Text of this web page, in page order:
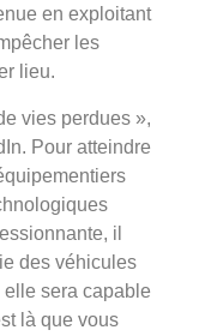
en exploitant
les
lieu.
vies perdues »,
Pour atteindre
il
des véhicules
sera capable
là que vous